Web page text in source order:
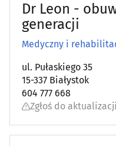
Genetyka(3)
Ginekologia, położnictwo
Hematologia(6)
Hepatologia (7)
Dr Leon -
generacji
Medyczny i
ul. Pułaskiego 35
15-337 Białystok
604 777 668
Zgłoś do aktualizacji